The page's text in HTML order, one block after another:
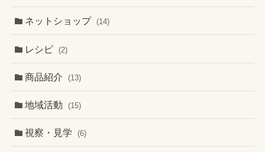
ネットショップ (14)
レシピ (2)
商品紹介 (13)
地域活動 (15)
視察・見学 (6)